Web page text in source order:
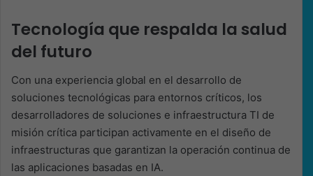
Tecnología que respalda la salud
del futuro
Con una experiencia global en el desarrollo de
soluciones tecnológicas para entornos críticos, los
desarrolladores de soluciones e infraestructura TI de
misión crítica participan activamente en el diseño de
infraestructuras que garantizan la operación continua de
las aplicaciones basadas en IA.